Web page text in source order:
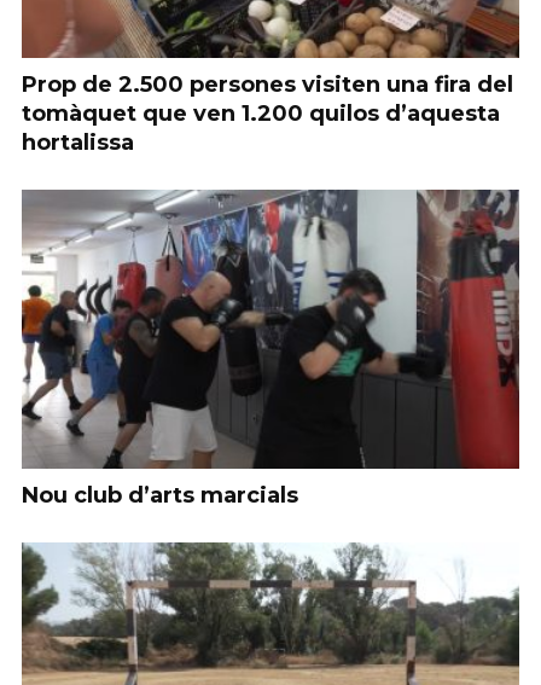
Prop de 2.500 persones visiten una fira del
tomàquet que ven 1.200 quilos d’aquesta
hortalissa
Nou club d’arts marcials